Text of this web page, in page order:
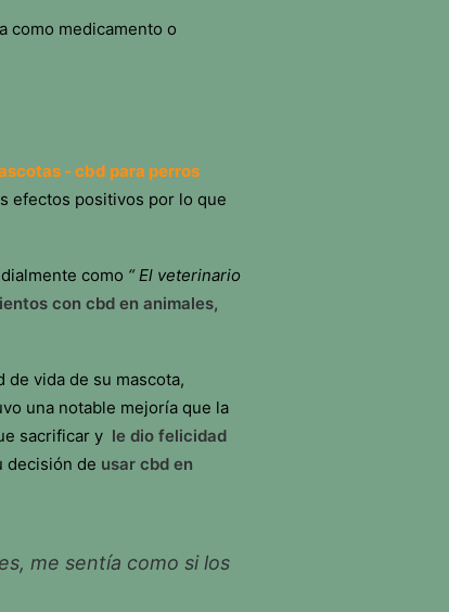
como medicamento o
efectos positivos por lo que
como “ El veterinario
con cbd en animales,
de vida de su mascota,
una notable mejoría que la
sacrificar y le dio felicidad
decisión de usar cbd en
me sentía como si los